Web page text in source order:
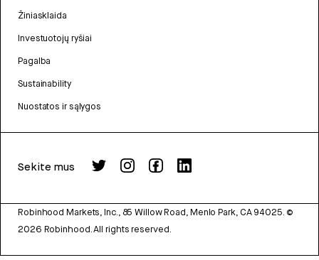
Žiniasklaida
Investuotojų ryšiai
Pagalba
Sustainability
Nuostatos ir sąlygos
Sekite mus
Robinhood Markets, Inc., 85 Willow Road, Menlo Park, CA 94025. ©
2026 Robinhood. All rights reserved.